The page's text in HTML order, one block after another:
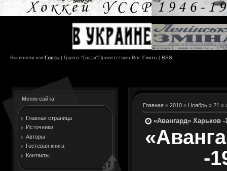
Вы вошли как Гость | Группа "Гости"Приветствую Вас Гость | RSS
Меню сайта
Главная страница
Источники
Авторы
Гостевая книга
Контакты
Главная » 2010 » Ноябрь » 21 »
«Авангард» Харьков -
-